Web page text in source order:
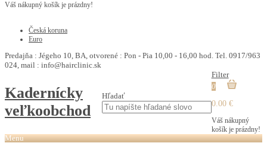
Váš nákupný košík je prázdny!
Česká koruna
Euro
Predajňa : Jégeho 10, BA, otvorené : Pon - Pia 10,00 - 16,00 hod. Tel. 0917/963
024, mail : info@hairclinic.sk
Kadernícky
veľkoobchod
Hľadať
Filter
0
0.00 €
Váš nákupný
košík je prázdny!
Menu